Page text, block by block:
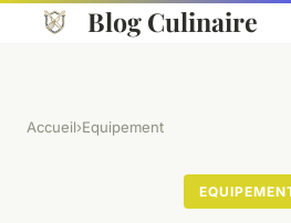
Blog Culinaire
Accueil›Equipement